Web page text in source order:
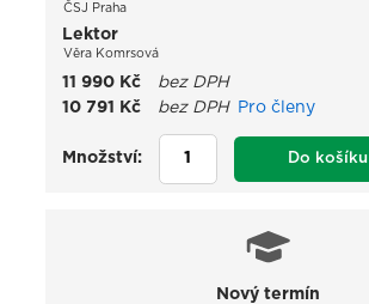
ČSJ Praha
Lektor
Věra Komrsová
11 990 Kč
bez DPH
Pro členy
10 791 Kč bez DPH
Množství: Do košíku
Nový termín